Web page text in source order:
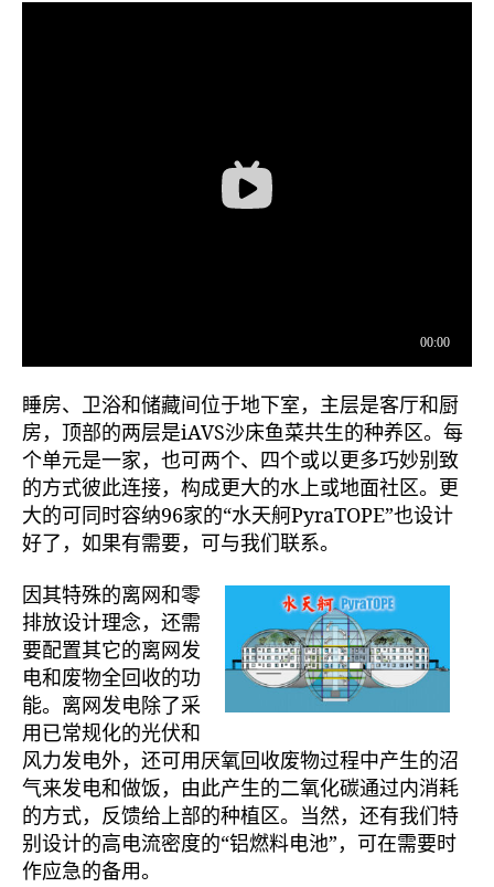
睡房、卫浴和储藏间位于地下室，主层是客厅和厨
房，顶部的两层是iAVS沙床鱼菜共生的种养区。每
个单元是一家，也可两个、四个或以更多巧妙别致
的方式彼此连接，构成更大的水上或地面社区。更
大的可同时容纳96家的“水天舸PyraTOPE”也设计
好了，如果有需要，可与我们联系。
因其特殊的离网和零
排放设计理念，还需
要配置其它的离网发
电和废物全回收的功
能。离网发电除了采
用已常规化的光伏和
风力发电外，还可用厌氧回收废物过程中产生的沼
气来发电和做饭，由此产生的二氧化碳通过内消耗
的方式，反馈给上部的种植区。当然，还有我们特
别设计的高电流密度的“铝燃料电池”，可在需要时
作应急的备用。